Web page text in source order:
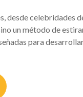
desde celebridades
un método de
para